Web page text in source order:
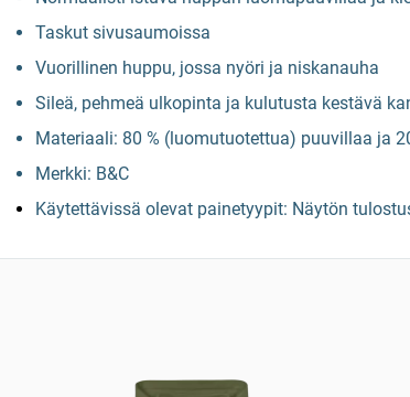
Taskut sivusaumoissa
Vuorillinen huppu, jossa nyöri ja niskanauha
Sileä, pehmeä ulkopinta ja kulutusta kestävä
Materiaali: 80 % (luomutuotettua) puuvillaa ja
Merkki: B&C
Käytettävissä olevat painetyypit: Näytön